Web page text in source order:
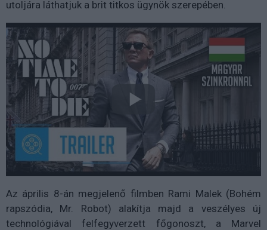
utoljára láthatjuk a brit titkos ügynök szerepében.
Az április 8-án megjelenő filmben Rami Malek (Bohém
rapszódia, Mr. Robot) alakítja majd a veszélyes új
technológiával felfegyverzett főgonoszt, a Marvel